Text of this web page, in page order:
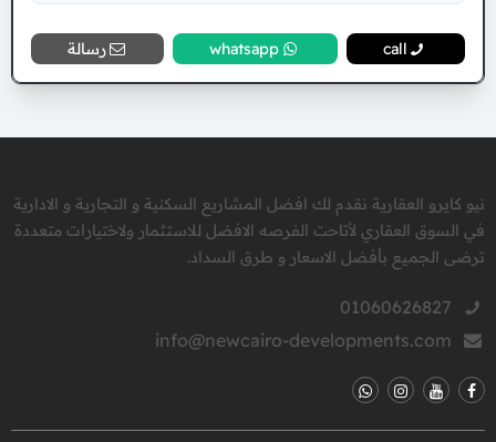
call
whatsapp رسالة
نيو كايرو العقارية نقدم لك افضل المشاريع السكنية و التجارية و الادارية
في السوق العقاري لأتاحت الفرصه الافضل للاستثمار ولاختيارات متعددة
ترضى الجميع بأفضل الاسعار و طرق السداد.
01060626827
info@newcairo-developments.com